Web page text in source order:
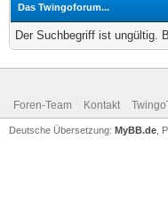
Das Twingoforum...
Der Suchbegriff ist ungültig.
Foren-Team Kontakt
Deutsche Übersetzung: MyBB.de ,